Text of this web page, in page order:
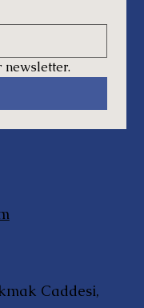
newsletter.
Caddesi,